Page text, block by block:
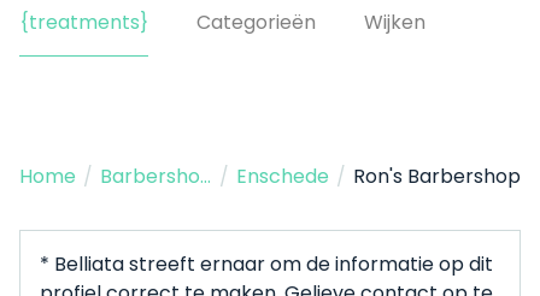
{treatments} Categorieën Wijken
Home / Barbershop / Enschede / Ron's Barbershop
* Belliata streeft ernaar om de informatie op dit